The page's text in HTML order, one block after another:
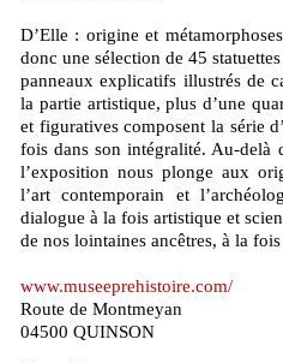
D’Elle : origine et
donc une sélection de 45
panneaux explicatifs illustrés de
la partie artistique, plus d’une
et figuratives composent la série
fois dans son intégralité. Au-delà
l’exposition nous plonge aux
l’art contemporain et
dialogue à la fois artistique et
de nos lointaines ancêtres, à la
www.museeprehistoire.com/
Route de Montmeyan
04500 QUINSON